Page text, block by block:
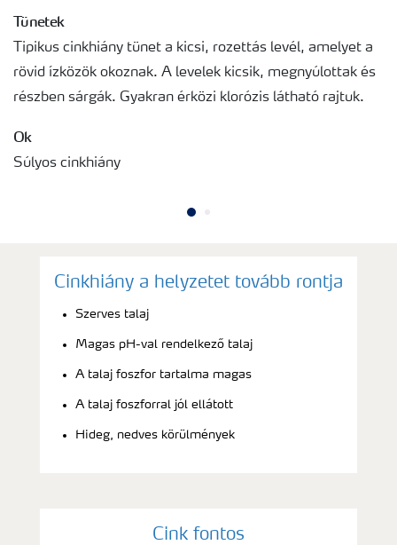
Tünetek
Tipikus cinkhiány tünet a kicsi, rozettás levél, amelyet a
rövid ízközök okoznak. A levelek kicsik, megnyúlottak és
részben sárgák. Gyakran érközi klorózis látható rajtuk.
Ok
Súlyos cinkhiány
Cinkhiány a helyzetet tovább rontja
Szerves talaj
Magas pH-val rendelkező talaj
A talaj foszfor tartalma magas
A talaj foszforral jól ellátott
Hideg, nedves körülmények
Cink fontos